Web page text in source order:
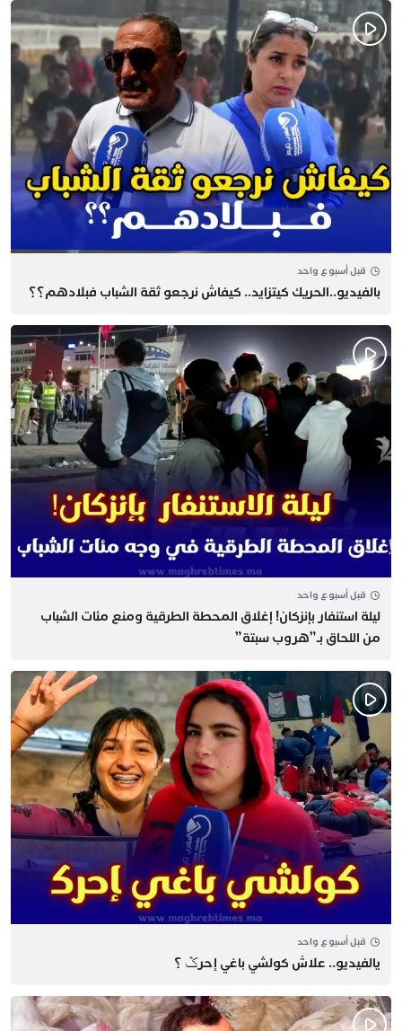
قبل أسبوع واحد
بالفيديو..الحريك كيتزايد.. كيفاش نرجعو ثقة الشباب فبلادهم؟؟
قبل أسبوع واحد
​ليلة استنفار بإنزكان! إغلاق المحطة الطرقية ومنع مئات الشباب
من اللحاق بـ”هروب سبتة”
قبل أسبوع واحد
يالفيديو.. علاش كولشي باغي إحرݣ ؟